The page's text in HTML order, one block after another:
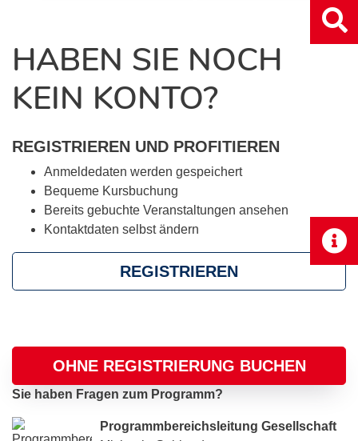
HABEN SIE NOCH
KEIN KONTO?
REGISTRIEREN UND PROFITIEREN
Anmeldedaten werden gespeichert
Bequeme Kursbuchung
Bereits gebuchte Veranstaltungen ansehen
Kontaktdaten selbst ändern
REGISTRIEREN
OHNE REGISTRIERUNG BUCHEN
Sie haben Fragen zum Programm?
Programmbereichsleitung Gesellschaft